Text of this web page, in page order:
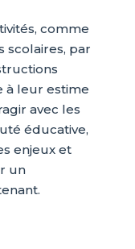
comme
scolaires, par
à leur estime
avec les
éducative,
enjeux et
un